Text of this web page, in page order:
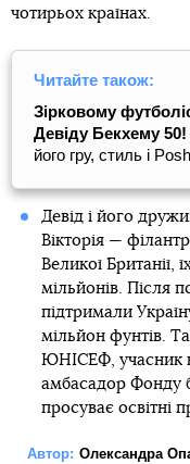
чотирьох країнах.
Читайте також:
Зірковому
Девіду Бекхему 50!
його гру, стиль і
Девід і його
Вікторія —
Великої Британії,
мільйонів. Після
підтримали
мільйон фунтів.
ЮНІСЕФ, учасник
амбасадор Фонду
просуває освітні
Автор: Олександра